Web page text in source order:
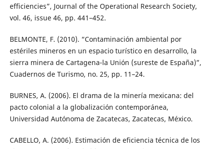
efficiencies”, Journal of the Operational Research Society,
vol. 46, issue 46, pp. 441–452.
BELMONTE, F. (2010). “Contaminación ambiental por
estériles mineros en un espacio turístico en desarrollo, la
sierra minera de Cartagena-la Unión (sureste de España)”,
Cuadernos de Turismo, no. 25, pp. 11–24.
BURNES, A. (2006). El drama de la minería mexicana: del
pacto colonial a la globalización contemporánea,
Universidad Autónoma de Zacatecas, Zacatecas, México.
CABELLO, A. (2006). Estimación de eficiencia técnica de los